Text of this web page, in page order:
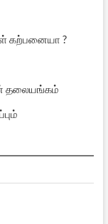
கற்பனையா ?
தலையங்கம்